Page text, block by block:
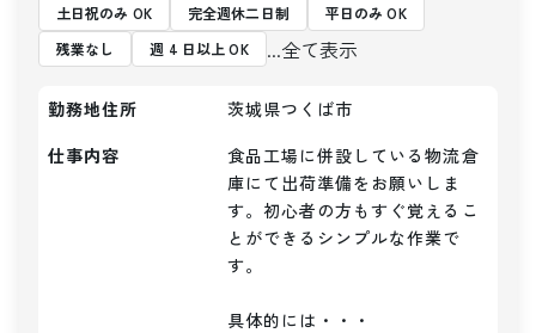
土日祝のみ OK 完全週休二日制
平日のみ OK
残業なし
週 4 日以上 OK ...全て表示
勤務地住所
茨城県つくば市
仕事内容
食品工場に併設している物流倉
庫にて出荷準備をお願いしま
す。初心者の方もすぐ覚えるこ
とができるシンプルな作業で
す。
具体的には・・・